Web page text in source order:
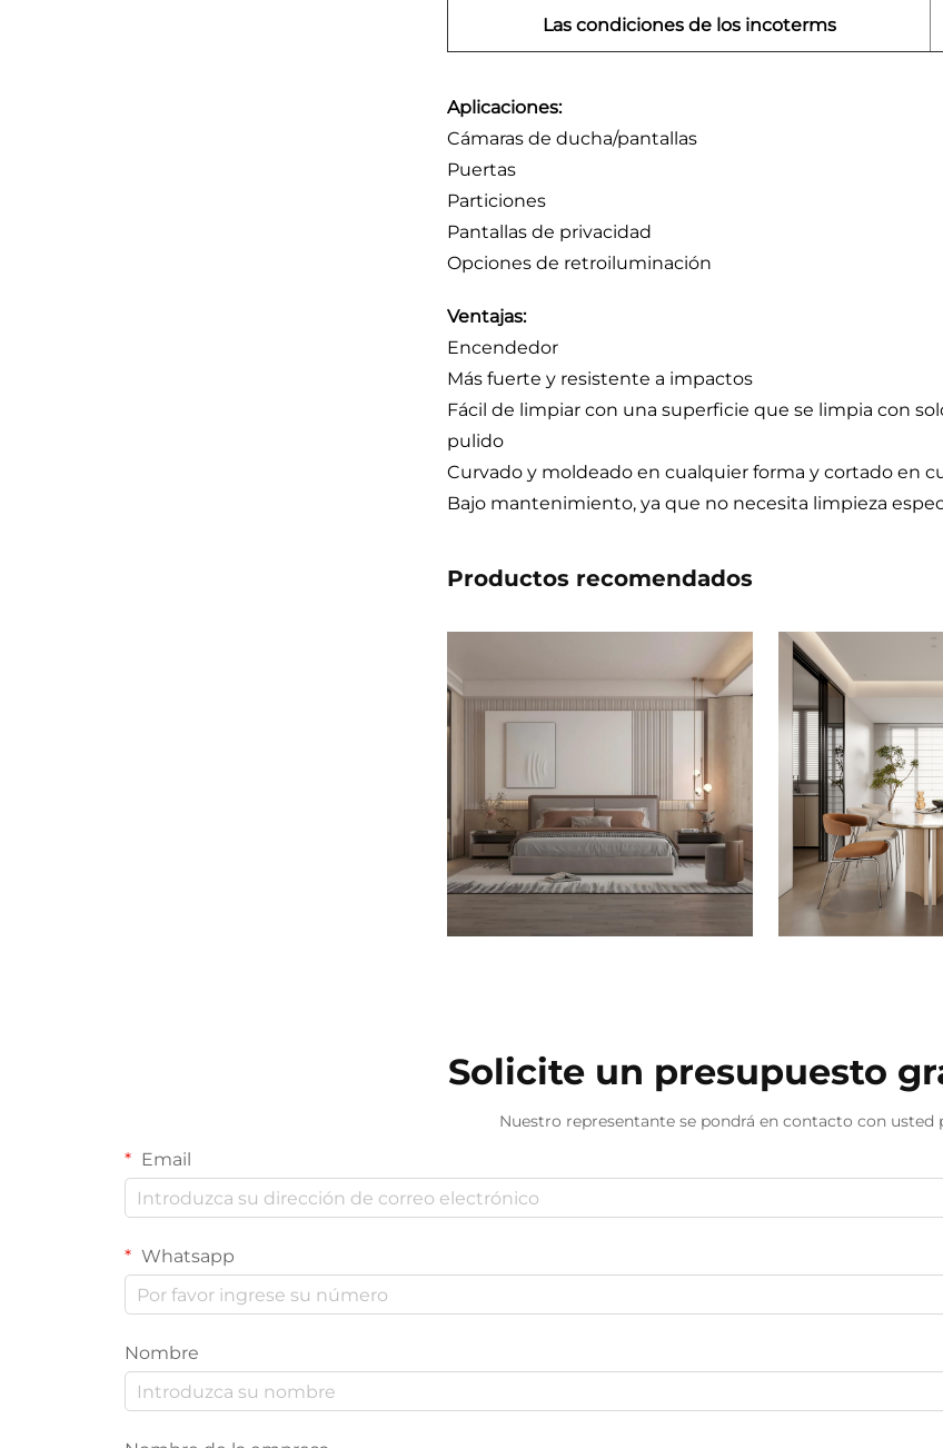
Las condiciones de los incoterms
Aplicaciones:
Cámaras de ducha/pantallas
Puertas
Particiones
Pantallas de privacidad
Opciones de retroiluminación
Ventajas:
Encendedor
Más fuerte y resistente a impactos
Fácil de limpiar con una superficie que se limpia con
pulido
Curvado y moldeado en cualquier forma y cortado en
Bajo mantenimiento, ya que no necesita limpieza
Productos recomendados
Solicite un presupuesto
Nuestro representante se pondrá en contacto con usted
Email
Whatsapp
Nombre